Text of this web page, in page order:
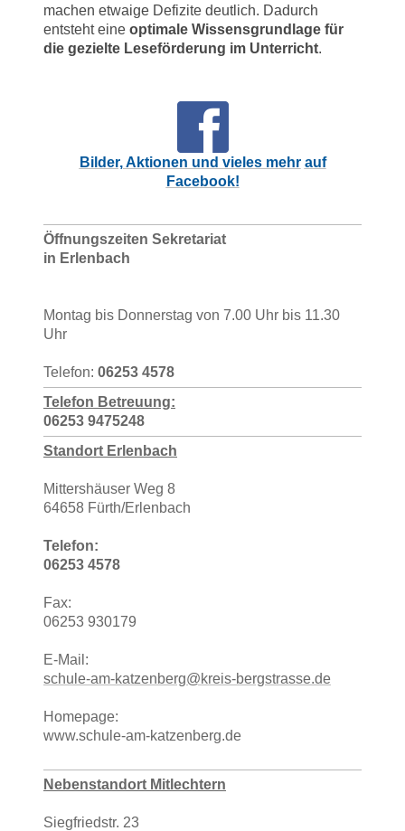
machen etwaige Defizite deutlich. Dadurch
entsteht eine optimale Wissensgrundlage für
die gezielte Leseförderung im Unterricht.
Bilder, Aktionen und vieles mehr auf
Facebook!
Öffnungszeiten Sekretariat
in Erlenbach
Montag bis Donnerstag von 7.00 Uhr bis 11.30
Uhr
Telefon: 06253 4578
Telefon Betreuung:
06253 9475248
Standort Erlenbach
Mittershäuser Weg 8
64658 Fürth/Erlenbach
Telefon:
06253 4578
Fax:
06253 930179
E-Mail:
schule-am-katzenberg@kreis-bergstrasse.de
Homepage:
www.schule-am-katzenberg.de
Nebenstandort Mitlechtern
Siegfriedstr. 23